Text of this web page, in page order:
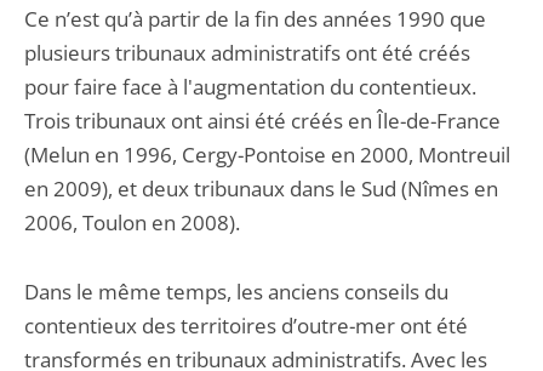
Ce n’est qu’à partir de la fin des années 1990 que
plusieurs tribunaux administratifs ont été créés
pour faire face à l'augmentation du contentieux.
Trois tribunaux ont ainsi été créés en Île-de-France
(Melun en 1996, Cergy-Pontoise en 2000, Montreuil
en 2009), et deux tribunaux dans le Sud (Nîmes en
2006, Toulon en 2008).
Dans le même temps, les anciens conseils du
contentieux des territoires d’outre-mer ont été
transformés en tribunaux administratifs. Avec les